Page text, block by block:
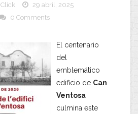
29 abril, 2025
0 Comments
El centenario
del
emblemático
edificio de Can
Ventosa
culmina este